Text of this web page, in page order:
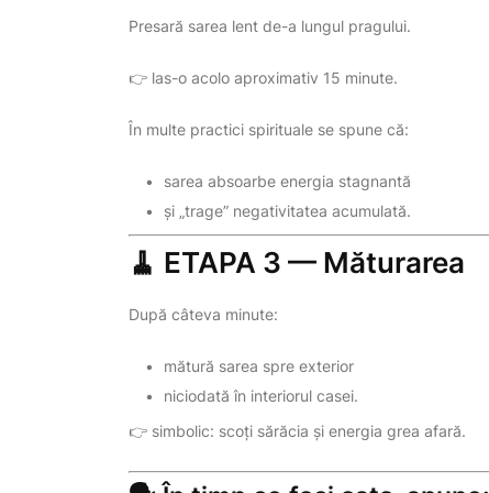
Presară sarea lent de-a lungul pragului.
👉 las-o acolo aproximativ 15 minute.
În multe practici spirituale se spune că:
sarea absoarbe energia stagnantă
și „trage” negativitatea acumulată.
🧹 ETAPA 3 — Măturarea
După câteva minute:
mătură sarea spre exterior
niciodată în interiorul casei.
👉 simbolic: scoți sărăcia și energia grea afară.